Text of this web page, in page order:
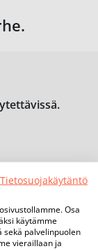
Tietosuojakäytäntö
Osa
käytämme
sekä palvelinpuolen
vieraillaan ja